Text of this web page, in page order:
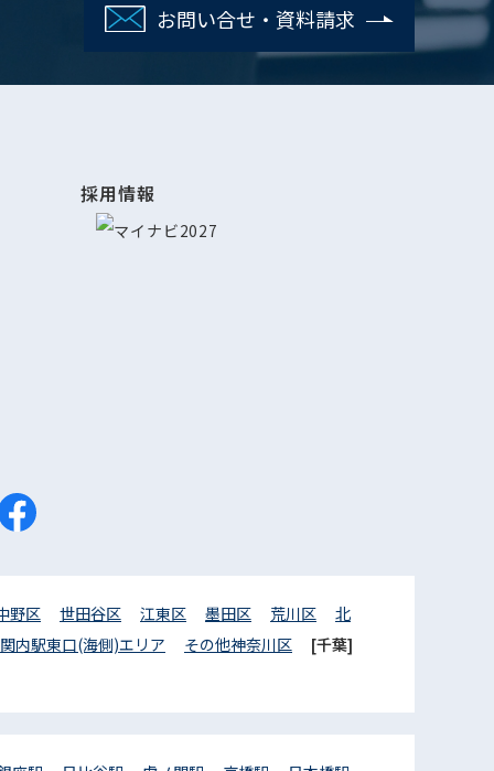
お問い合せ・資料請求
採用情報
野区 世田谷区 江東区 墨田区 荒川区
北
関内駅東口(海側)エリア その他神奈川区
[千葉]